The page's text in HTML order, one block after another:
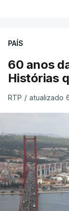
PAÍS
60 anos
Histórias
RTP / atualizado